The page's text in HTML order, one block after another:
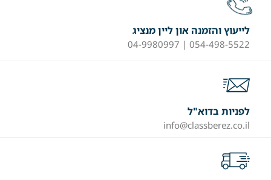
לייעוץ והזמנה און ליין מנציג
054-498-5522 | 04-9980997
לפניות בדוא"ל
info@classberez.co.il